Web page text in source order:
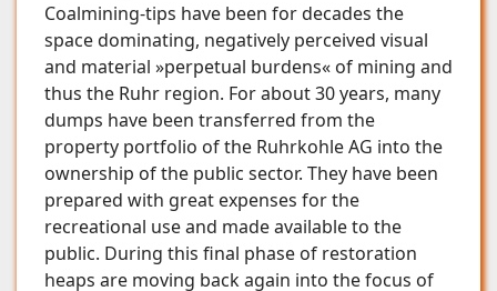
Coalmining-tips have been for decades the
space dominating, negatively perceived visual
and material »perpetual burdens« of mining and
thus the Ruhr region. For about 30 years, many
dumps have been transferred from the
property portfolio of the Ruhrkohle AG into the
ownership of the public sector. They have been
prepared with great expenses for the
recreational use and made available to the
public. During this final phase of restoration
heaps are moving back again into the focus of